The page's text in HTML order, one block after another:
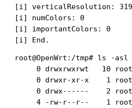
[i] verticalResolution:
[i] numColors: 0
[i] importantColors: 0
root@OpenWrt:/tmp# ls -asl
0 drwxrwxrwt   10
0 drwxr-xr-x    1
0 drwx------    2
4 -rw-r--r--    1